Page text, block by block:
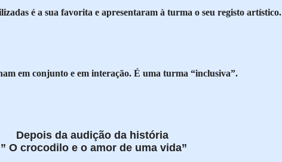
é a sua favorita e apresentaram à turma o seu registo artístico.
em conjunto e em interação. É uma turma “inclusiva”.
Depois da audição da história
” O crocodilo e o amor de uma vida”